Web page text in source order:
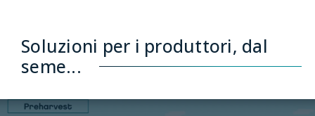
Soluzioni per i produttori, dal
seme...